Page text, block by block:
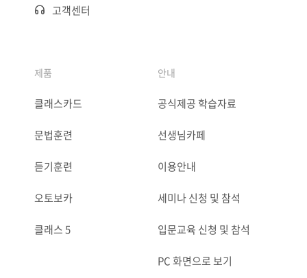
고객센터
제품
클래스카드
문법훈련
듣기훈련
오토보카
클래스 5
안내
공식제공 학습자료
선생님카페
이용안내
세미나 신청 및 참석
입문교육 신청 및 참석
PC 화면으로 보기